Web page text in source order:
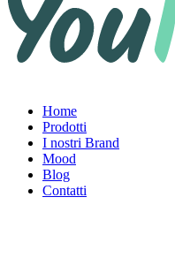
Home
Prodotti
I nostri Brand
Mood
Blog
Contatti